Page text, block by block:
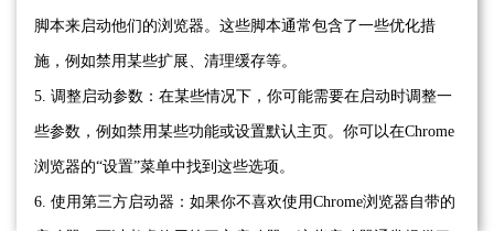
脚本来启动他们的浏览器。这些脚本通常包含了一些优化措
施，例如禁用某些扩展、清理缓存等。
5. 调整启动参数：在某些情况下，你可能需要在启动时调整一
些参数，例如禁用某些功能或设置默认主页。你可以在Chrome
浏览器的“设置”菜单中找到这些选项。
6. 使用第三方启动器：如果你不喜欢使用Chrome浏览器自带的